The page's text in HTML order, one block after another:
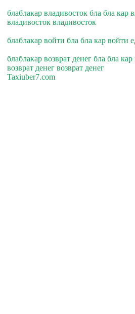
блаблакар владивосток бла бла кар
владивосток владивосток
блаблакар войти бла бла кар войти
блаблакар возврат денег бла бла
возврат денег возврат денег
Taxiuber7.com